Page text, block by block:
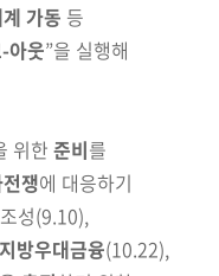
가동 등
아웃”을 실행해
위한 준비를
쟁에 대응하기
조성(9.10),
지방우대금융(10.22),